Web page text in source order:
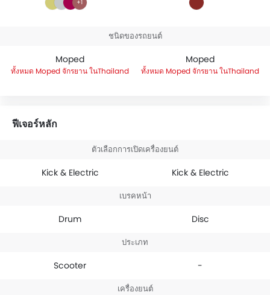
+1
ชนิดของรถยนต์
Moped
Moped จักรยาน ในThailand
Moped
Moped จักรยาน ในThailand
ฟีเจอร์หลัก
ตัวเลือกการเปิดเครื่องยนต์
Kick & Electric Kick & Electric
เบรคหน้า
Drum Disc
ประเภท
Scooter -
เครื่องยนต์